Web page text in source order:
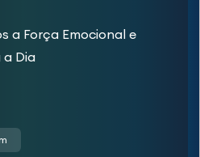
a Força Emocional e
a Dia